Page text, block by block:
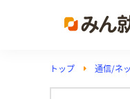
トップ 通信/ネ